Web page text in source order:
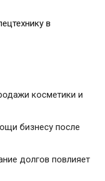
в
косметики и
бизнесу после
долгов повлияет